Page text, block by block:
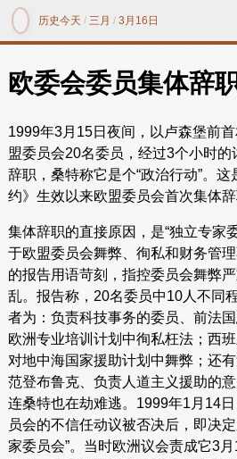
历史今天 /三月 /3月16日
欧委会委员集体辞
1999年3月15日夜间，以卢森堡前
盟委员会20名委员，经过3个小时
辞职，桑特称它是个“政治行动”。
约》生效以来欧盟委员会首次集体辞
集体辞职的直接原因，是“独立专家
于欧盟委员会舞弊、徇私和财务管
的报告用语苛刻，指控委员会舞弊
乱。报告称，20名委员中10人不同
者为：负责科技事务的委员、前法
欧洲专业培训计划中徇私枉法；西
对地中海国家援助计划中舞弊；还
范登布鲁克、负责人道主义援助的
连桑特也在劫难逃。1999年1月14
员会的不信任动议被否决后，即决
家委员会”。当时欧洲议会责成它3